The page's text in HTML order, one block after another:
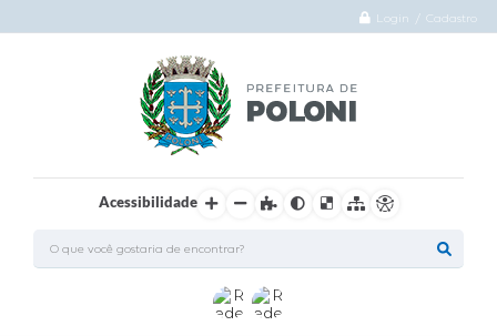
Login / Cadastro
Acessibilidade